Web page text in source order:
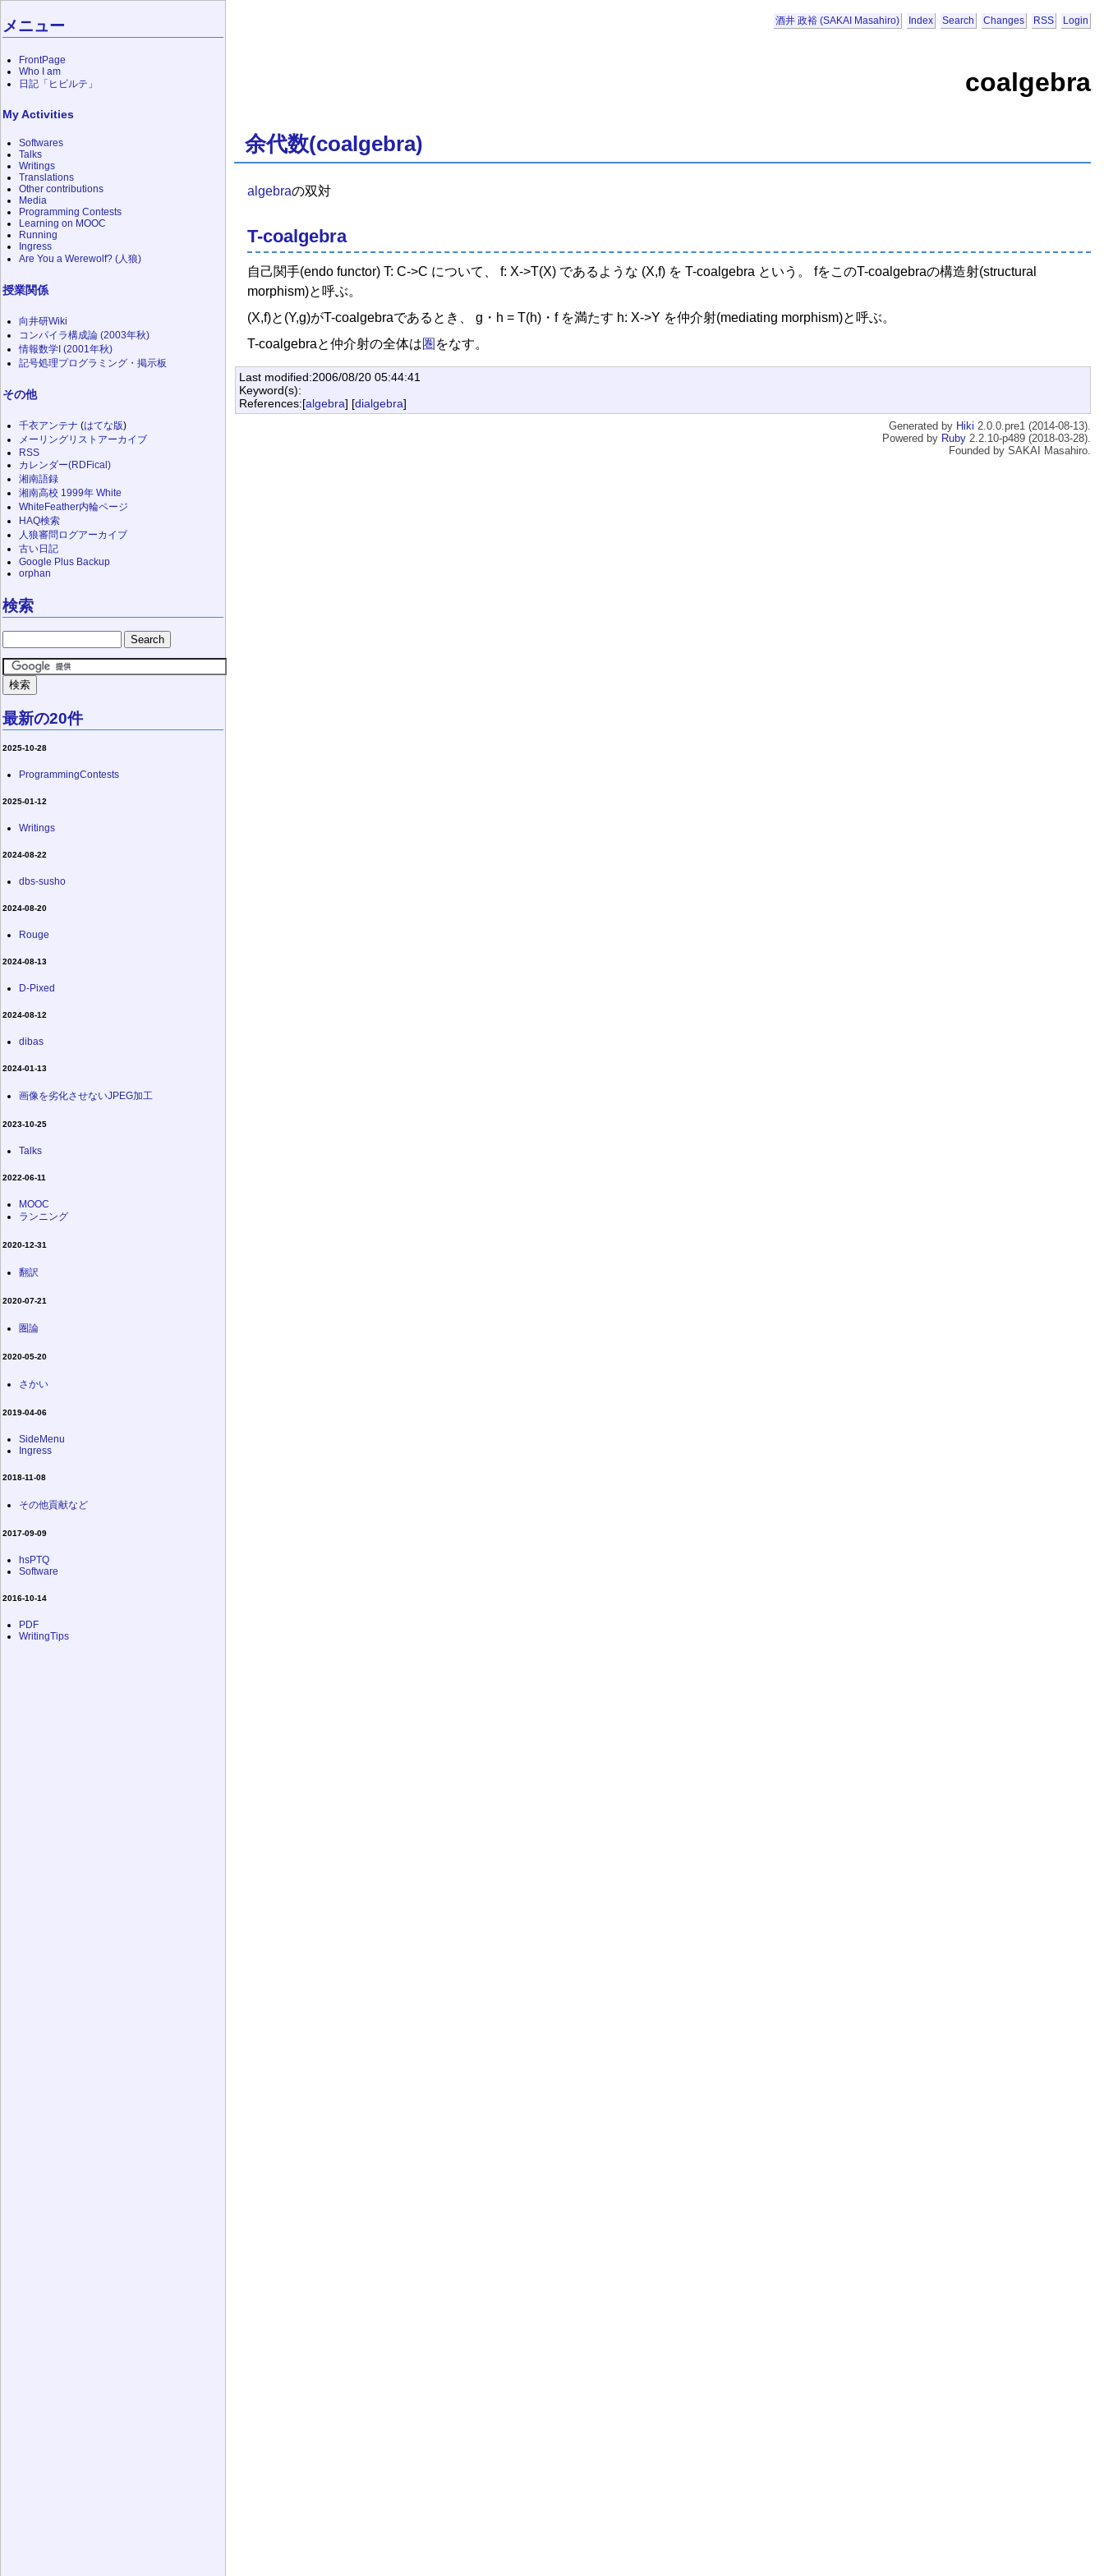
酒井 政裕 (SAKAI Masahiro) Index Search Changes RSS Login
coalgebra
余代数(coalgebra)
algebraの双対
T-coalgebra
自己関手(endo functor) T: C->C について、 f: X->T(X) であるような (X,f) を T-coalgebra という。 fをこのT-coalgebraの構造射(structural
morphism)と呼ぶ。
(X,f)と(Y,g)がT-coalgebraであるとき、 g・h = T(h)・f を満たす h: X->Y を仲介射(mediating morphism)と呼ぶ。
T-coalgebraと仲介射の全体は圏 をなす。
Last modified:2006/08/20 05:44:41
Keyword(s):
References:[algebra] [dialgebra]
メニュー
FrontPage
Who I am
日記「ヒビルテ」
My Activities
Softwares
Talks
Writings
Translations
Other contributions
Media
Programming Contests
Learning on MOOC
Running
Ingress
Are You a Werewolf? (人狼)
授業関係
向井研Wiki
コンパイラ構成論 (2003年秋)
情報数学I (2001年秋)
記号処理プログラミング・掲示板
その他
千衣アンテナ (はてな版)
メーリングリストアーカイブ
RSS
カレンダー(RDFical)
湘南語録
湘南高校 1999年 White
WhiteFeather内輪ページ
HAQ検索
人狼審問ログアーカイブ
古い日記
Google Plus Backup
orphan
検索
最新の20件
2025-10-28
ProgrammingContests
2025-01-12
Writings
2024-08-22
dbs-susho
2024-08-20
Rouge
2024-08-13
D-Pixed
2024-08-12
dibas
2024-01-13
画像を劣化させないJPEG加工
2023-10-25
Talks
2022-06-11
MOOC
ランニング
2020-12-31
翻訳
2020-07-21
圏論
2020-05-20
さかい
2019-04-06
SideMenu
Ingress
2018-11-08
その他貢献など
2017-09-09
hsPTQ
Software
2016-10-14
PDF
WritingTips
Generated by Hiki 2.0.0.pre1 (2014-08-13).
Powered by Ruby 2.2.10-p489 (2018-03-28).
Founded by SAKAI Masahiro.